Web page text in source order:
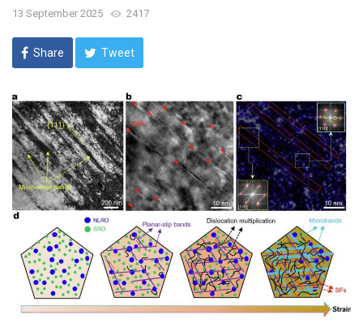
13 September 2025 2417
Share Tweet